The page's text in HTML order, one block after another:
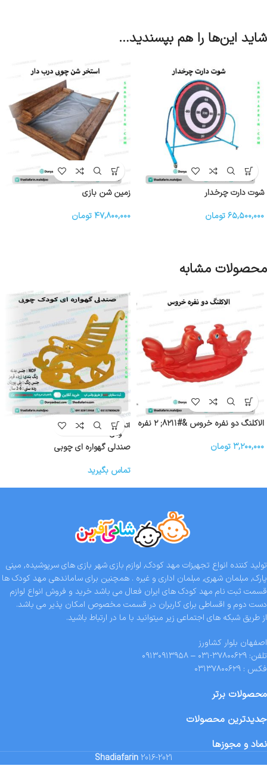
شاید این‌ها را هم بپسندید…
شوت دارت چرخدار
۶۵,۵۰۰,۰۰۰تومان
زمین شن بازی
۴۷,۸۰۰,۰۰۰ تومان
محصولات مشابه
الاکلنگ دو نفره خروس &#۸۲۱۱; ۲ نفره
۳,۲۰۰,۰۰۰ تومان
اتمام موج
ودی
صندلی گهواره ای چوبی
تماس بگیرید
تولید کننده انواع تجهیزات مهد کودک, لوازم بازی شهر بازی های سرپوشیده, مینی
پارک, مبلمان شهری, مبلمان اداری و غیره . همچنین برای ساماندهی مهد کودک ها
قسمت ثبت نام مهد کودک های ایران فعال می باشد خرید و فروش انواع لوازم
دست دوم و اقساطی برای کاربران در قسمت مخصوص امکان پذیر می باشد.
از طریق شبکه های اجتماعی زیر میتوانید با ما در ارتباط باشید.
اصفهان بلوار کشاورز
تلفن: ۳۷۸۰۰۶۲۹-۰۳۱ – ۰۹۱۳۰۹۱۳۹۵۸
فکس : ۰۳۱۳۷۸۰۰۶۲۹
محصولات برتر
جدیدترین محصولات
نماد و مجوزها
Shadiafarin 2016-2021